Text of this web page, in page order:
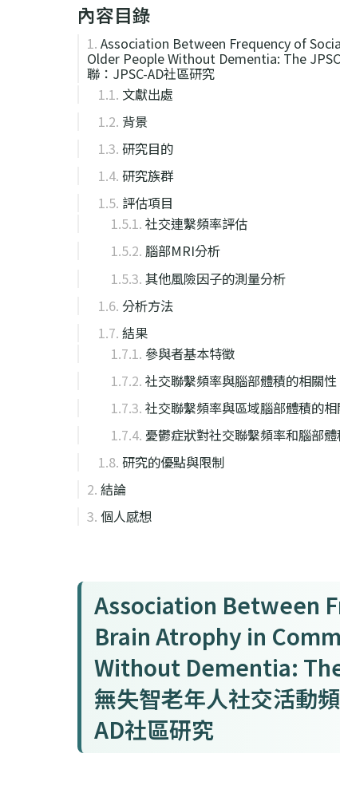
內容目錄
Association Between Frequency of
Older People Without Dementia: The
聯：JPSC-AD社區研究
文獻出處
背景
研究目的
研究族群
評估項目
社交連繫頻率評估
腦部MRI分析
其他風險因子的測量分析
分析方法
結果
參與者基本特徵
社交聯繫頻率與腦部體積的相關性
社交聯繫頻率與區域腦部體積的
憂鬱症狀對社交聯繫頻率和腦部
研究的優點與限制
結論
個人感想
Association Between
Brain Atrophy in
Without Dementia:
無失智老年人社交活動
AD社區研究